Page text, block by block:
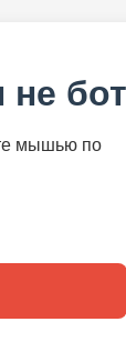
не бот
мышью по